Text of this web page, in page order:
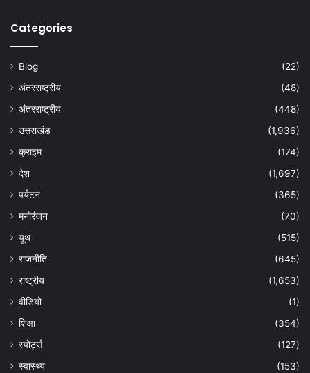
Categories
Blog
(22)
अंतरराष्ट्रीय
(48)
अंतरराष्ट्रीय
(448)
उत्तराखंड
(1,936)
क्राइम
(174)
देश
(1,697)
पर्यटन
(365)
मनोरंजन
(70)
यूथ
(515)
राजनीति
(645)
राष्ट्रीय
(1,653)
वीडियो
(1)
शिक्षा
(354)
स्पोर्ट्स
(127)
स्वास्थ्य
(153)